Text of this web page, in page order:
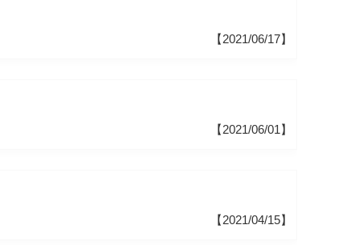
【2021/06/17】
【2021/06/01】
【2021/04/15】